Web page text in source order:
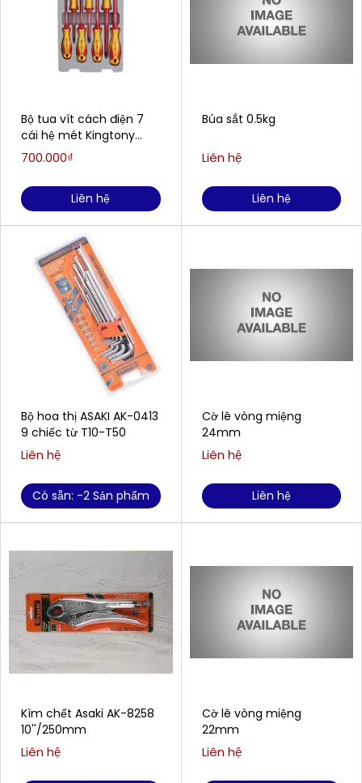
Bộ tua vít cách điện 7
cái hệ mét Kingtony
30617MR
700.000₫
Liên hệ
Bộ hoa thị ASAKI AK-0413
9 chiếc từ T10-T50
Liên hệ
Có sẵn: -2 Sản phẩm
Kìm chết Asaki AK-8258
10''/250mm
Liên hệ
Búa sắt 0.5kg
Liên hệ
Liên hệ
Cờ lê vòng miệng
24mm
Liên hệ
Liên hệ
Cờ lê vòng miệng
22mm
Liên hệ